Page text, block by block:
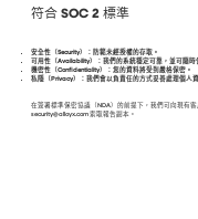
符合 SOC 2 標準
安全性（Security）：防範未經授權的存取。
可用性（Availability）：我們的系統穩定可靠，並可隨時
機密性（Confidentiality）：您的資料將受到嚴格保密。
私隱（Privacy）：我們會以負責任的方式妥善處理個人資
在簽署標準保密協議（NDA）的前提下，我們可向現有客
security@alloyx.com 索取報告副本。